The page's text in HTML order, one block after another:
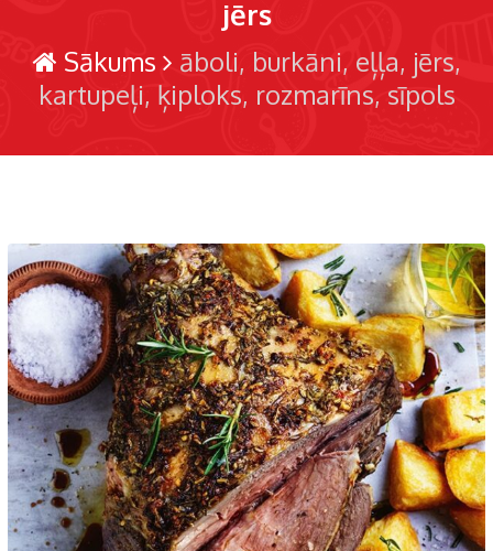
jērs
Sākums āboli burkāni eļļa jērs
kartupeļi ķiploks rozmarīns sīpols